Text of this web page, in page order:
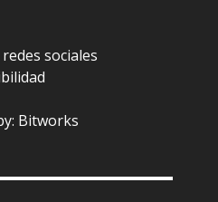
sociales
Bitworks